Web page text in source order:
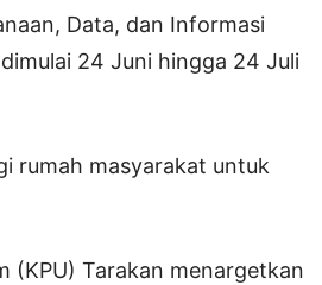
Data, dan Informasi
24 Juni hingga 24 Juli
rumah masyarakat untuk
(KPU) Tarakan menargetkan